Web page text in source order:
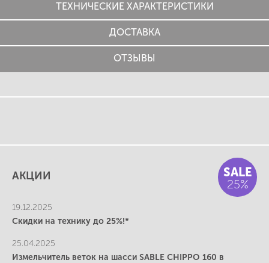
ТЕХНИЧЕСКИЕ ХАРАКТЕРИСТИКИ
ДОСТАВКА
ОТЗЫВЫ
АКЦИИ
SALE
25%
19.12.2025
Скидки на технику до 25%!*
25.04.2025
Измельчитель веток на шасси SABLE CHIPPO 160 в